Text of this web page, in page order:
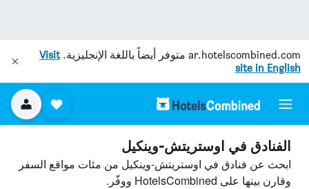
ar.hotelscombined.com متوفر أيضاً باللغة الإنجليزية.Visit
site in English
الفنادق في اوستريتش-وينكيل
ابحث عن فنادق في اوستريتش-وينكيل من مئات مواقع السفر
وقارن بينها على HotelsCombined ووفّر.